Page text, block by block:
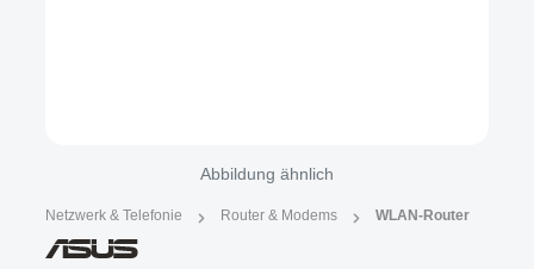
Abbildung ähnlich
Netzwerk & Telefonie Router & Modems WLAN-Router